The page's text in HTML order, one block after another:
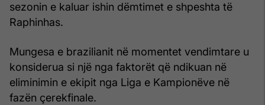
sezonin e kaluar ishin dëmtimet e shpeshta të
Raphinhas.
Mungesa e brazilianit në momentet vendimtare u
konsiderua si një nga faktorët që ndikuan në
eliminimin e ekipit nga Liga e Kampionëve në
fazën çerekfinale.